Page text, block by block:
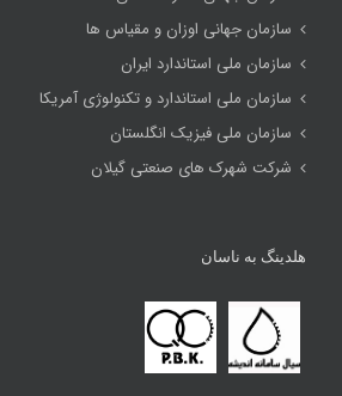
سازمان جهانی اوزان و مقیاس ها
سازمان ملی استاندارد ایران
سازمان ملی استاندارد و تکنولوژی آمریکا
سازمان ملی فیزیک انگلستان
شرکت شهرک های صنعتی گیلان
هلدینگ به ناسان